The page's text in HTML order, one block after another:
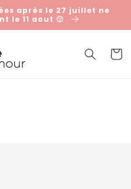
après le 27 juillet ne
le 11 aout 😗
Panier